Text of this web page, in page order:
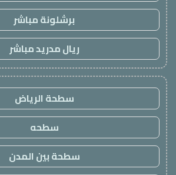
برشلونة مباشر
ريال مدريد مباشر
سطحة الرياض
سطحه
سطحة بين المدن